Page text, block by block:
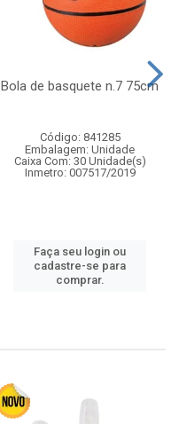
Bola de basquete n.7 75cm
Código: 841285
Embalagem: Unidade
Caixa Com: 30 Unidade(s)
Inmetro: 007517/2019
Faça seu login ou
cadastre-se para
comprar.